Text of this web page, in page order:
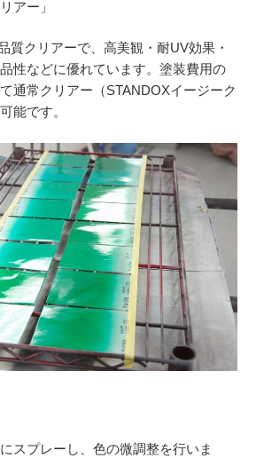
アー」
質クリアーで、高美観・耐UV効果・
性などに優れています。塗装費用の
通常クリアー（STANDOXイージーク
能です。
スプレーし、色の微調整を行いま